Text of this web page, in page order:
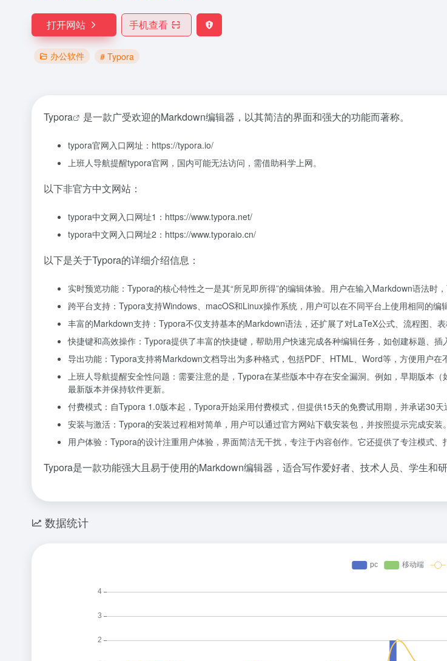
打开网站 手机查看
办公软件 # Typora
Typora 是一款广受欢迎的Markdown编辑器，以其简洁的界面和强大的功能而著称。
typora官网入口网址：https://typora.io/
上班人导航提醒typora官网，国内可能无法访问，需借助科学上网。
以下非官方中文网站：
typora中文网入口网址1：https://www.typora.net/
typora中文网入口网址2：https://www.typoraio.cn/
以下是关于Typora的详细介绍信息：
实时预览功能：Typora的核心特性之一是其“所见即所得”的编辑体验。用户在输入Markdown语法时
跨平台支持：Typora支持Windows、macOS和Linux操作系统，用户可以在不同平台上使用相同的编
丰富的Markdown支持：Typora不仅支持基本的Markdown语法，还扩展了对LaTeX公式、流程图、
快捷键和高效操作：Typora提供了丰富的快捷键，帮助用户快速完成各种编辑任务，如创建标题、插
导出功能：Typora支持将Markdown文档导出为多种格式，包括PDF、HTML、Word等，方便用户在
上班人导航提醒安全性问题：需要注意的是，Typora在某些版本中存在安全漏洞。例如，早期版本
最新版本并保持软件更新。
付费模式：自Typora 1.0版本起，Typora开始采用付费模式，但提供15天的免费试用期，并承诺30天
安装与激活：Typora的安装过程相对简单，用户可以通过官方网站下载安装包，并按照提示完成安装
用户体验：Typora的设计注重用户体验，界面简洁无干扰，专注于内容创作。它还提供了专注模式、
Typora是一款功能强大且易于使用的Markdown编辑器，适合写作爱好者、技术人员、学生和
数据统计